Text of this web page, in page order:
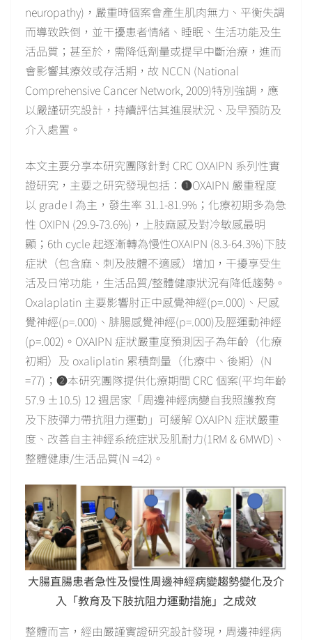
neuropathy)，嚴重時個案會產生肌肉無力、平衡失調
而導致跌倒，並干擾患者情緒、睡眠、生活功能及生
活品質；甚至於，需降低劑量或提早中斷治療，進而
會影響其療效或存活期，故 NCCN (National
Comprehensive Cancer Network, 2009)特別強調，應
以嚴謹研究設計，持續評估其進展狀況、及早預防及
介入處置。
本文主要分享本研究團隊針對 CRC OXAIPN 系列性實
證研究，主要之研究發現包括：❶OXAIPN 嚴重程度
以 grade I 為主，發生率 31.1-81.9%；化療初期多為急
性 OXIPN (29.9-73.6%)，上肢麻感及對冷敏感最明
顯；6th cycle 起逐漸轉為慢性OXAIPN (8.3-64.3%)下肢
症狀（包含麻、刺及肢體不適感）增加，干擾享受生
活及日常功能，生活品質/整體健康狀況有降低趨勢。
Oxalaplatin 主要影響肘正中感覺神經(p=.000)、尺感
覺神經(p=.000)、腓腸感覺神經(p=.000)及脛運動神經
(p=.002)。OXAIPN 症狀嚴重度預測因子為年齡（化療
初期）及 oxaliplatin 累積劑量（化療中、後期）(N
=77)；❷本研究團隊提供化療期間 CRC 個案(平均年齡
57.9 ±10.5) 12 週居家「周邊神經病變自我照護教育
及下肢彈力帶抗阻力運動」可緩解 OXAIPN 症狀嚴重
度、改善自主神經系統症狀及肌耐力(1RM & 6MWD)、
整體健康/生活品質(N =42)。
大腸直腸患者急性及慢性周邊神經病變趨勢變化及介
入「教育及下肢抗阻力運動措施」之成效
整體而言，經由嚴謹實證研究設計發現，周邊神經病